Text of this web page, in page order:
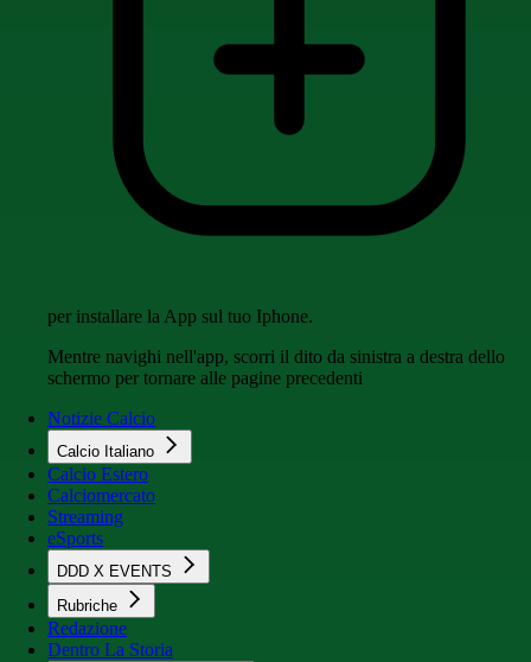
per installare la App sul tuo Iphone.
Mentre navighi nell'app, scorri il dito da sinistra a destra dello
schermo per tornare alle pagine precedenti
Notizie Calcio
Calcio Italiano
Calcio Estero
Calciomercato
Streaming
eSports
DDD X EVENTS
Rubriche
Redazione
Dentro La Storia